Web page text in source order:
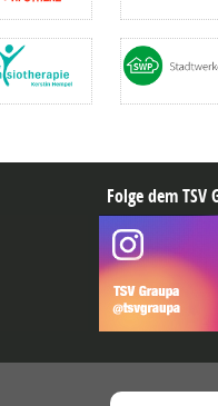
Folge dem